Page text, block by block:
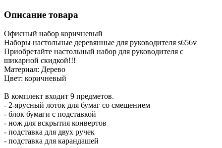
Описание товара
Офисный набор коричневый
Наборы настольные деревянные для руководителя s656v
Приобретайте настольный набор для руководителя с
шикарной скидкой!!!
Материал: Дерево
Цвет: коричневый
В комплект входит 9 предметов.
- 2-ярусный лоток для бумаг со смещением
- блок бумаги с подставкой
- нож для вскрытия конвертов
- подставка для двух ручек
- подставка для карандашей